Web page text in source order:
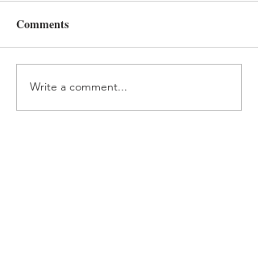
#28 人類学者の見る京都の
町：日常の情景3「祇園
Comments
Write a comment...